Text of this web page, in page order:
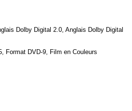
Dolby Digital 2.0, Anglais Dolby Digital
Format DVD-9, Film en Couleurs